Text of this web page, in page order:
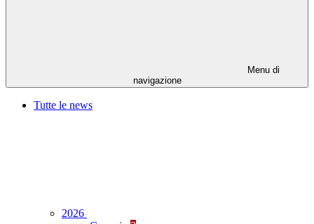
Menu di
navigazione
Tutte le news
2026